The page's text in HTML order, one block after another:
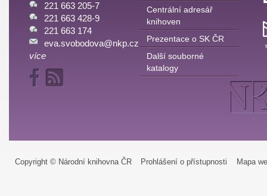
221 663 205-7
221 663 428-9
221 663 174
eva.svobodova@nkp.cz
více
Centrální adresář
knihoven
Prezentace o SK ČR
Další souborné
katalogy
Copyright © Národní knihovna ČR Prohlášení o přístupnosti Mapa